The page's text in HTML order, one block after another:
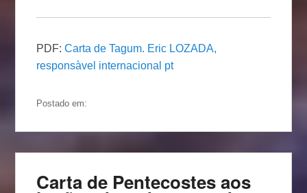
PDF:Carta de Tagum. Eric LOZADA,
responsàvel internacional pt
Postado em:
Carta de Pentecostes aos